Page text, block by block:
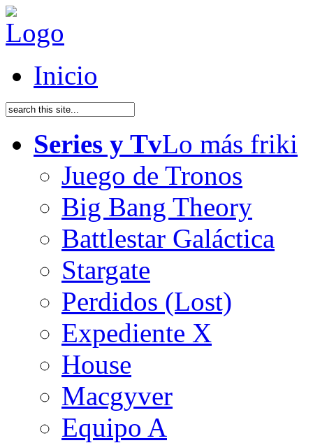
Inicio
Series y TvLo más friki
Juego de Tronos
Big Bang Theory
Battlestar Galáctica
Stargate
Perdidos (Lost)
Expediente X
House
Macgyver
Equipo A